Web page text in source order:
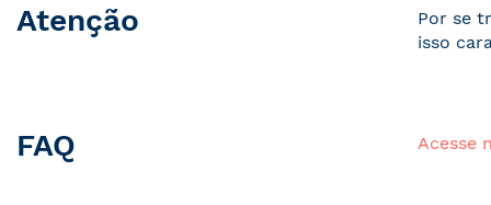
Atenção
Por se
isso
FAQ Acesse